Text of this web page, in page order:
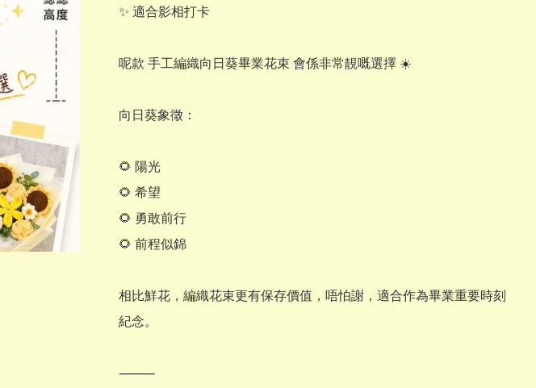
✨ 適合影相打卡
呢款 手工編織向日葵畢業花束 會係非常靚嘅選擇 ☀️
向日葵象徵：
🌻 陽光
🌻 希望
🌻 勇敢前行
🌻 前程似錦
相比鮮花，編織花束更有保存價值，唔怕謝，適合作為畢業重要時刻
紀念。
⸻